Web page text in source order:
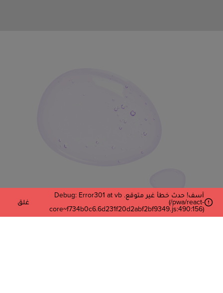
آسف! حدث خطأ غير متوقع. Debug: Error301 at vb
(/pwa/react-
core~f734b0c6.6d231f20d2abf2bf9349.js:490:156)
غلق